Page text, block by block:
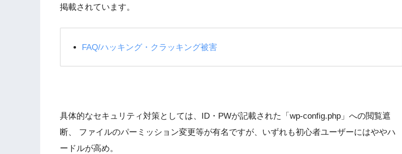
掲載されています。
FAQ/ハッキング・クラッキング被害
具体的なセキュリティ対策としては、ID・PWが記載された「wp-config.php」への閲覧遮
断、 ファイルのパーミッション変更等が有名ですが、いずれも初心者ユーザーにはややハ
ードルが高め。